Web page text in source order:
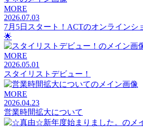
MORE
2026.07.03
7月5日スタート！ACTのオンラインシ
🌟
MORE
2026.05.01
スタイリストデビュー！
MORE
2026.04.23
営業時間拡大について